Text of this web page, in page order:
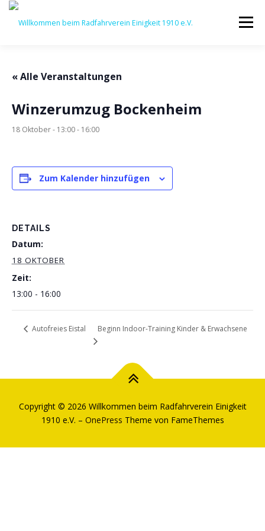
Zum
springen
Menü
SPORT VEREINSLEBEN JUGENDARBEIT
« Alle Veranstaltungen
Winzerumzug Bockenheim
18 Oktober - 13:00- 16:00
Zum Kalender hinzufügen
DETAILS
Datum:
18 OKTOBER
Zeit:
13:00 - 16:00
Autofreies Eistal Beginn Indoor-Training Kinder & Erwachsene
Copyright © 2026 Willkommen beim Radfahrverein Einigkeit
1910 e.V. – OnePress Theme von FameThemes